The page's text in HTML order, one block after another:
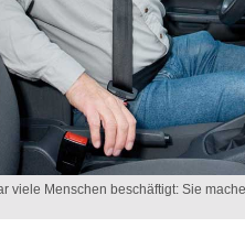
viele Menschen beschäftigt: Sie